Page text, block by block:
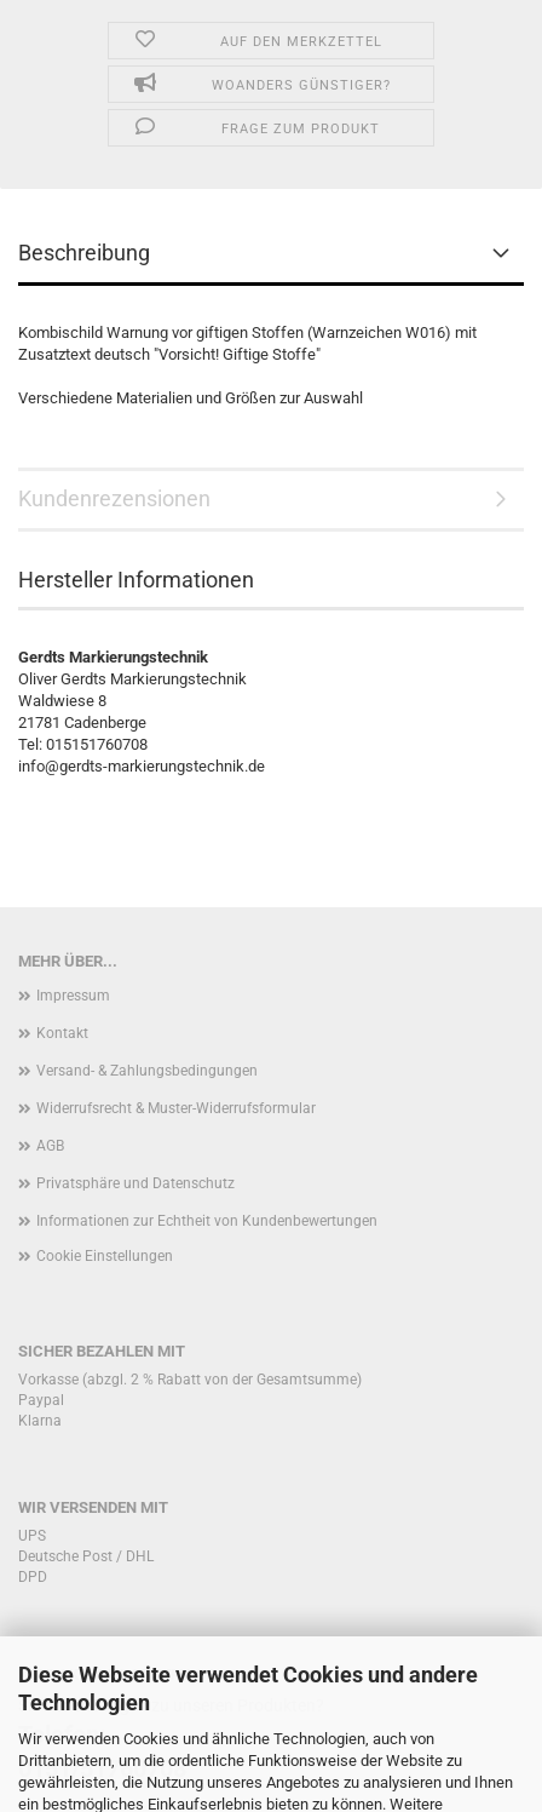
Diese Webseite verwendet Cookies und andere
Technologien
Wir verwenden Cookies und ähnliche Technologien, auch von
Drittanbietern, um die ordentliche Funktionsweise der Website zu
gewährleisten, die Nutzung unseres Angebotes zu analysieren und Ihnen
ein bestmögliches Einkaufserlebnis bieten zu können. Weitere
AUF DEN MERKZETTEL
WOANDERS GÜNSTIGER?
FRAGE ZUM PRODUKT
Beschreibung
Kombischild Warnung vor giftigen Stoffen (Warnzeichen W016) mit
Zusatztext deutsch "Vorsicht! Giftige Stoffe"
Verschiedene Materialien und Größen zur Auswahl
Kundenrezensionen
Hersteller Informationen
Gerdts Markierungstechnik
Oliver Gerdts Markierungstechnik
Waldwiese 8
21781 Cadenberge
Tel: 015151760708
info@gerdts-markierungstechnik.de
MEHR ÜBER...
Impressum
Kontakt
Versand- & Zahlungsbedingungen
Widerrufsrecht & Muster-Widerrufsformular
AGB
Privatsphäre und Datenschutz
Informationen zur Echtheit von Kundenbewertungen
Cookie Einstellungen
SICHER BEZAHLEN MIT
Vorkasse (abzgl. 2 % Rabatt von der Gesamtsumme)
Paypal
Klarna
WIR VERSENDEN MIT
UPS
Deutsche Post / DHL
DPD
KONTAKT KUNDENSERVICE
Sie haben Fragen zu unseren Produkten?
Telefon:
0151/51760708